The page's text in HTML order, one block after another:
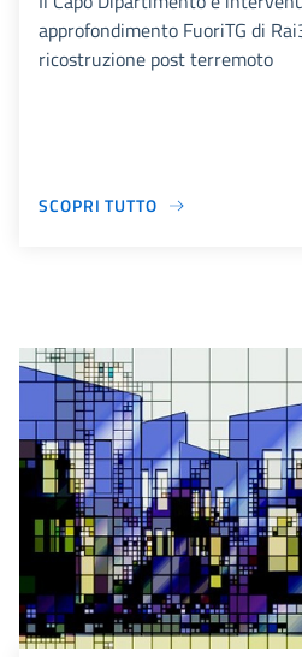
approfondimento FuoriTG di
ricostruzione post terremoto
SCOPRI TUTTO